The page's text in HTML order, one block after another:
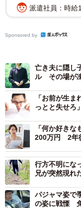
妹との関係はそのま
は仕事を調整してで
しかしそのころから
になり、父が大切に
分配について話をす
中だというのに、妹
理不尽だと感じたA
せずにはいられませ
子じゃないんだから
してきました。
Aさんは養子なのは
派遣社員：時給
Sponsored by
亡き夫に隠し
ル その場が
「お前が生
っとと失せろ
「何か好き
200万円 2年
行方不明にな
兄が突然現れ
パジャマ姿で
の姿に戦慄